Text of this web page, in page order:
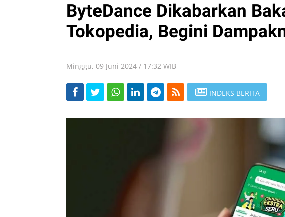
ByteDance Dikabarkan
Tokopedia, Begini
Minggu, 09 Juni 2024 / 17:32 WIB
INDEKS BERITA